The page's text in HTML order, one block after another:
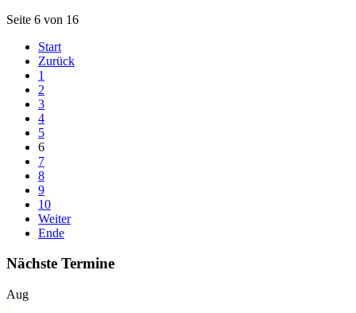
Seite 6 von 16
Start
Zurück
1
2
3
4
5
6
7
8
9
10
Weiter
Ende
Nächste Termine
Aug
7